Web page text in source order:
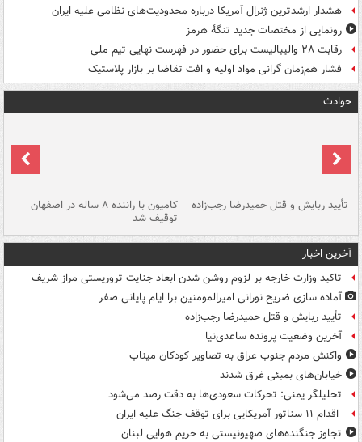
هشدار ارشدترین ژنرال آمریکا درباره محدودیت‌های نظامی علیه ایران
رونمایی از مختصات جدید تنگۀ هرمز
رقابت ۲۸ والیبالیست برای حضور در فهرست نهایی تیم ملی
فشار هم‌زمان گرانی مواد اولیه و افت تقاضا بر بازار پلاستیک
حوادث
تأیید ربایش و قتل حمیدرضا رجب‌زاده کامیون با راننده ۸ ساله در اصفهان
توقیف شد
آخرین اخبار
تاکید وزارت خارجه بر لزوم روشن شدن ابعاد جنایت تروریستی مراز شریف
آماده سازی ضریح نورانی امیرالمومنین برا ایام پایانی صفر
تأیید ربایش و قتل حمیدرضا رجب‌زاده
آخرین وضعیت پرونده ساعدی‌نیا
واکنش مردم جنوب عراق به تصاویر کودکان میناب
خیابان‌های بمبئی غرق شدند
تحلیلگر یمنی: تحرکات سعودی‌ها به دقت رصد می‌شود
اقدام ۱۱ سناتور آمریکایی برای توقف جنگ علیه ایران
تجاوز جنگنده‌های صهیونیستی به حریم هوایی لبنان